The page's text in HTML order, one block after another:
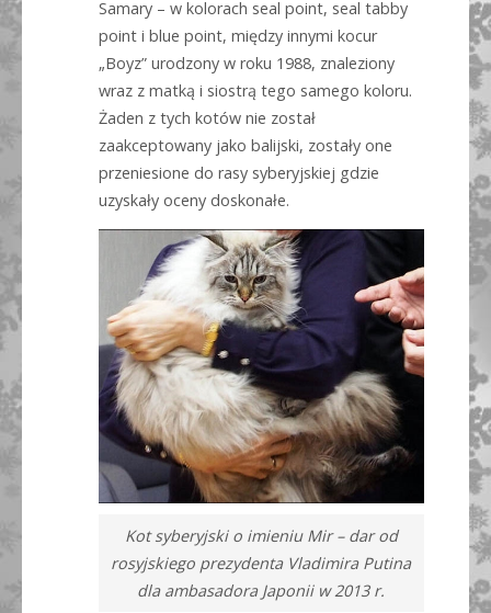
Samary – w kolorach seal point, seal tabby
point i blue point, między innymi kocur
„Boyz” urodzony w roku 1988, znaleziony
wraz z matką i siostrą tego samego koloru.
Żaden z tych kotów nie został
zaakceptowany jako balijski, zostały one
przeniesione do rasy syberyjskiej gdzie
uzyskały oceny doskonałe.
Kot syberyjski o imieniu Mir – dar od
rosyjskiego prezydenta Vladimira Putina
dla ambasadora Japonii w 2013 r.